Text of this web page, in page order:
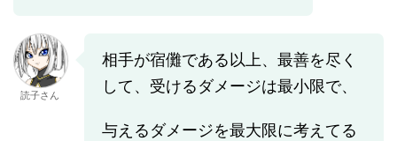
読子さん
相手が宿儺である以上、最善を尽く
して、受けるダメージは最小限で、
与えるダメージを最大限に考えてる